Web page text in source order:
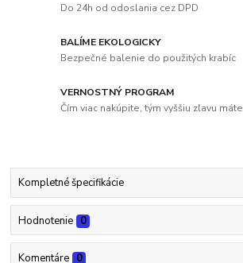
Do 24h od odoslania cez DPD
BALÍME EKOLOGICKY
Bezpečné balenie do použitých krabíc
VERNOSTNÝ PROGRAM
Čím viac nakúpite, tým vyššiu zľavu máte
Kompletné špecifikácie
Hodnotenie 0
Komentáre 0